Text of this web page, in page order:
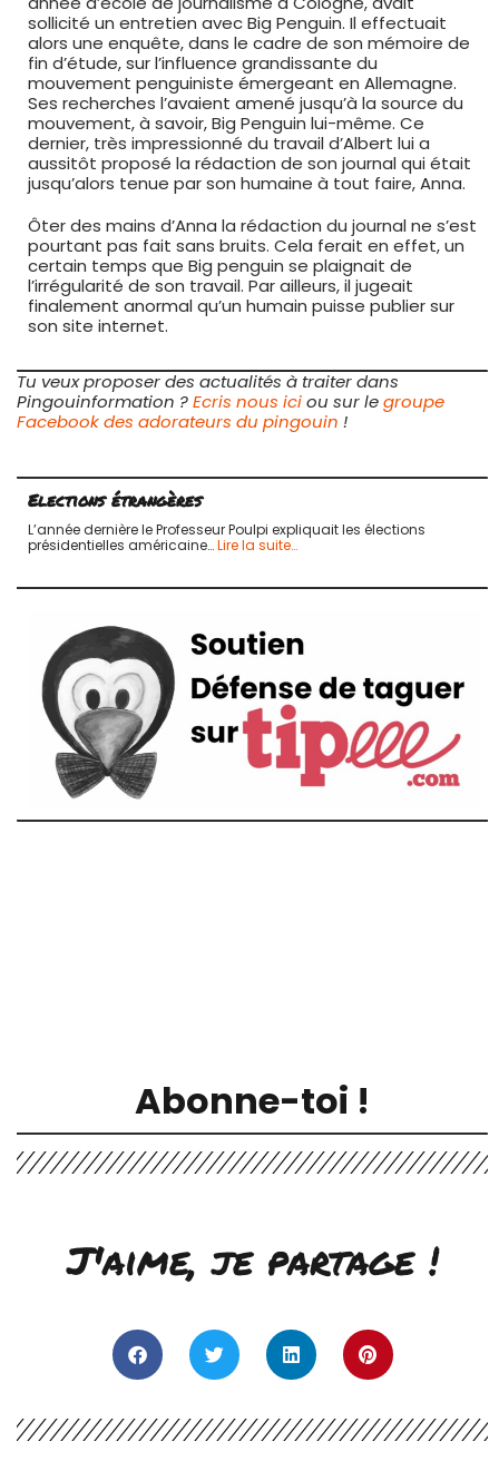
sollicité un entretien avec Big Penguin. Il effectuait
alors une enquête, dans le cadre de son mémoire de
fin d’étude, sur l’influence grandissante du
mouvement penguiniste émergeant en Allemagne.
Ses recherches l’avaient amené jusqu’à la source du
mouvement, à savoir, Big Penguin lui-même. Ce
dernier, très impressionné du travail d’Albert lui a
aussitôt proposé la rédaction de son journal qui était
jusqu’alors tenue par son humaine à tout faire, Anna.
Ôter des mains d’Anna la rédaction du journal ne s’est
pourtant pas fait sans bruits. Cela ferait en effet, un
certain temps que Big penguin se plaignait de
l’irrégularité de son travail. Par ailleurs, il jugeait
finalement anormal qu’un humain puisse publier sur
son site internet.
Tu veux proposer des actualités à traiter dans
Pingouinformation ?Ecris nous iciou sur legroupe
Facebook des adorateurs du pingouin !
Elections étrangères
L’année dernière le Professeur Poulpi expliquait les élections
présidentielles américaine…Lire la suite…
Abonne-toi !
J'aime, je partage !